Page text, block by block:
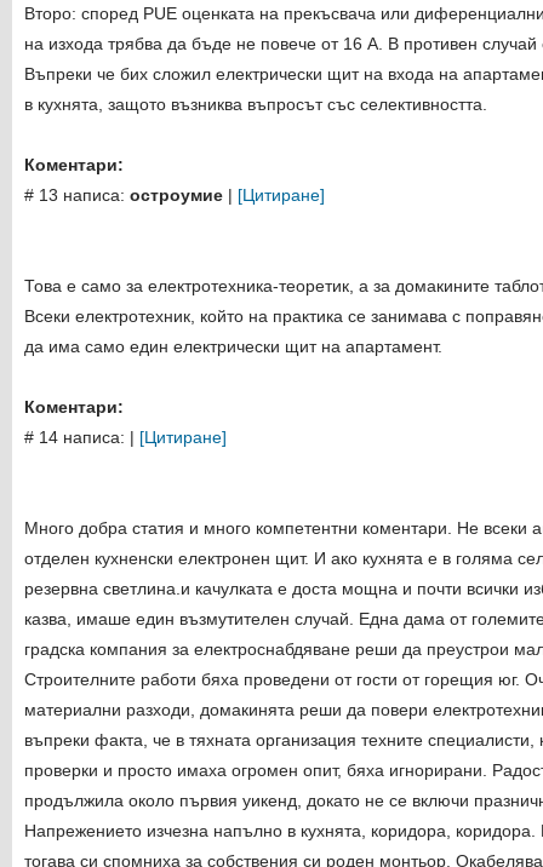
Второ: според PUE оценката на прекъсвача или
на изхода трябва да бъде не повече от 16 А. В противен
Въпреки че бих сложил електрически щит на входа на
в кухнята, защото възниква въпросът със селективността.
Коментари:
# 13 написа: остроумие | [Цитиране]
Това е само за електротехника-теоретик, а за домакините
Всеки електротехник, който на практика се занимава с
да има само един електрически щит на апартамент.
Коментари:
# 14 написа: | [Цитиране]
Много добра статия и много компетентни коментари. Не всеки
отделен кухненски електронен щит. И ако кухнята е в голяма
резервна светлина.и качулката е доста мощна и почти всички
казва, имаше един възмутителен случай. Една дама от
градска компания за електроснабдяване реши да преустрои
Строителните работи бяха проведени от гости от горещия юг.
материални разходи, домакинята реши да повери
въпреки факта, че в тяхната организация техните специалисти,
проверки и просто имаха огромен опит, бяха игнорирани.
продължила около първия уикенд, докато не се включи
Напрежението изчезна напълно в кухнята, коридора,
тогава си спомниха за собствения си роден монтьор.